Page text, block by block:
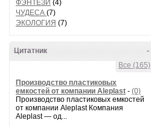
ФЭНТЕЗИ (4)
ЧУДЕСА (7)
ЭКОЛОГИЯ (7)
-
Цитатник
Все (165)
Производство пластиковых
емкостей от компании Aleplast - (0)
Производство пластиковых емкостей
от компании Aleplast Компания
Aleplast — од...